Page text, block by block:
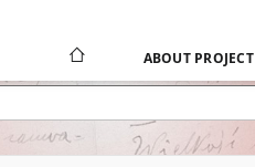
ABOUT PROJECT